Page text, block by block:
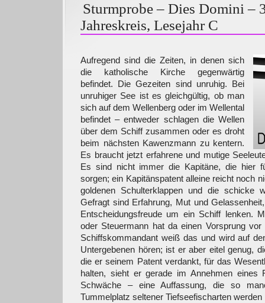
Sturmprobe – Dies Domini –
Jahreskreis, Lesejahr C
Aufregend sind die Zeiten, in denen sich
die katholische Kirche gegenwärtig
befindet. Die Gezeiten sind unruhig. Bei
unruhiger See ist es gleichgültig, ob man
sich auf dem Wellenberg oder im Wellental
befindet – entweder schlagen die Wellen
über dem Schiff zusammen oder es droht
beim nächsten Kawenzmann zu kentern.
Es braucht jetzt erfahrene und mutige
Es sind nicht immer die Kapitäne, die hier
sorgen; ein Kapitänspatent alleine reicht noch
goldenen Schulterklappen und die schicke
Gefragt sind Erfahrung, Mut und
Entscheidungsfreude um ein Schiff lenken.
oder Steuermann hat da einen Vorsprung
Schiffskommandant weiß das und wird auf
Untergebenen hören; ist er aber eitel genug,
die er seinem Patent verdankt, für das
halten, sieht er gerade im Annehmen eines
Schwäche – eine Auffassung, die so
Tummelplatz seltener Tiefseefischarten werden